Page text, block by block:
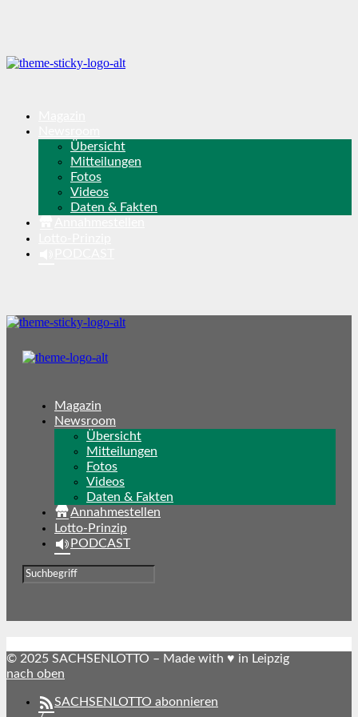
Übersicht
Mitteilungen
Fotos
Videos
Daten & Fakten
Magazin
Newsroom
Übersicht
Mitteilungen
Fotos
Videos
Daten & Fakten
Annahmestellen
Lotto-Prinzip
PODCAST
© 2025 SACHSENLOTTO – Made with ♥ in Leipzig
nach oben
SACHSENLOTTO abonnieren